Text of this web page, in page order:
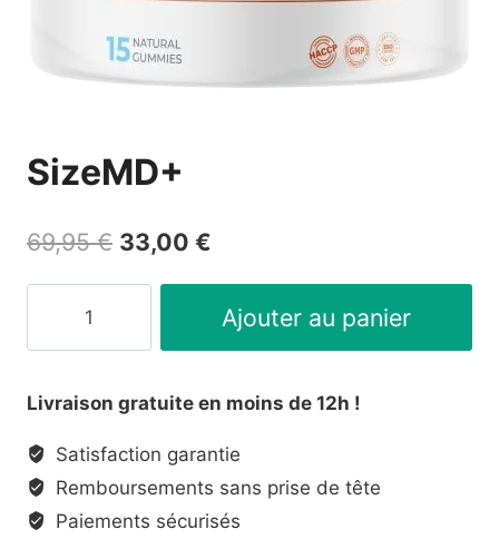
SizeMD+
69,95€ Le
prix
était :
69,95 €.
33,00 €
prix
actuel
est :
33,00 €.
SizeMD+
Ajouter au panier
Livraison gratuite en moins de 12h !
Satisfaction garantie
Remboursements sans prise de tête
Paiements sécurisés